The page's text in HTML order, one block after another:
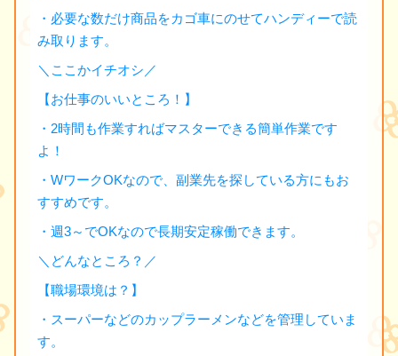
・必要な数だけ商品をカゴ車にのせてハンディーで読
み取ります。
＼ここかイチオシ／
【お仕事のいいところ！】
・2時間も作業すればマスターできる簡単作業です
よ！
・WワークOKなので、副業先を探している方にもお
すすめです。
・週3～でOKなので長期安定稼働できます。
＼どんなところ？／
【職場環境は？】
・スーパーなどのカップラーメンなどを管理していま
す。